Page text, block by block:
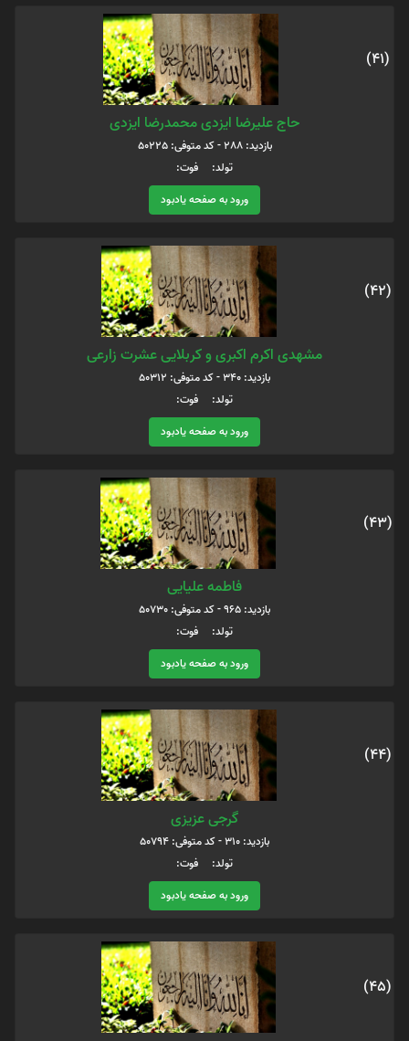
(41)
حاج علیرضا ایزدی محمدرضا ایزدی
بازدید: 288 - کد متوفی: 50225
تولد: فوت:
ورود به صفحه یادبود
(42)
مشهدی اکرم اکبری و کربلایی عشرت زارعی
بازدید: 340 - کد متوفی: 50312
تولد: فوت:
ورود به صفحه یادبود
(43)
فاطمه علیایی
بازدید: 965 - کد متوفی: 50730
تولد: فوت:
ورود به صفحه یادبود
(44)
گرجی عزیزی
بازدید: 310 - کد متوفی: 50794
تولد: فوت:
ورود به صفحه یادبود
(45)